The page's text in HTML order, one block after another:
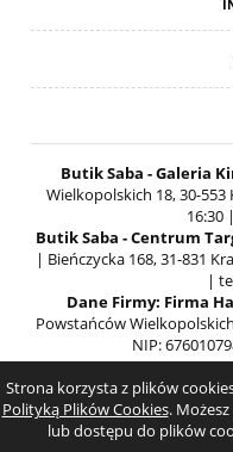
Strona korzysta z plików
Polityką Plików Cookies.
lub dostępu do plików
Butik Saba - Galeria
Wielkopolskich 18, 30-553
16:30
Butik Saba - Centrum
| Bieńczycka 168, 31-831
|
Dane Firmy: Firma
Powstańców
NIP:
POKAŻ
SKLEP